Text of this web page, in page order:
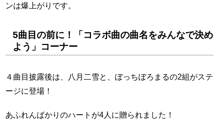
ンは爆上がりです。
5曲目の前に！「コラボ曲の曲名をみんなで決め
よう」コーナー
４曲目披露後は、八月二雪と、ぼっちぼろまるの2組がステ
ージに登場！
あふれんばかりのハートが4人に贈られました！